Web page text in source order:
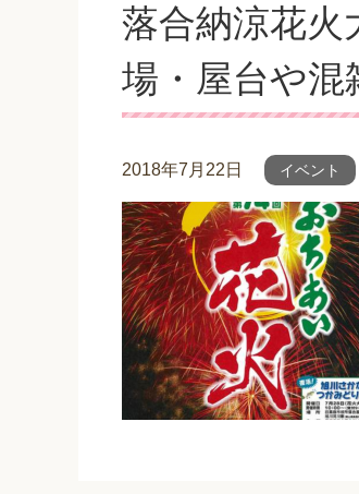
落合納涼花火
場・屋台や混
2018年7月22日 イベント